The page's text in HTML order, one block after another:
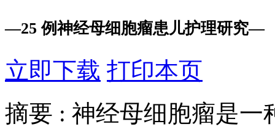
—25 例神经母细胞瘤患儿护理研究—
立即下载 打印本页
摘要 : 神经母细胞瘤是一